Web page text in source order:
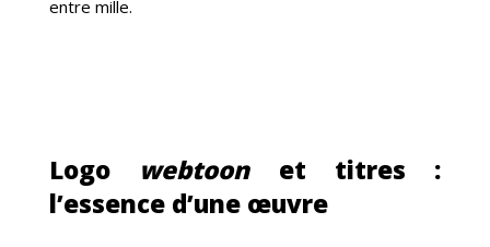
entre mille.
Logo webtoonet titres :
l’essence d’une œuvre